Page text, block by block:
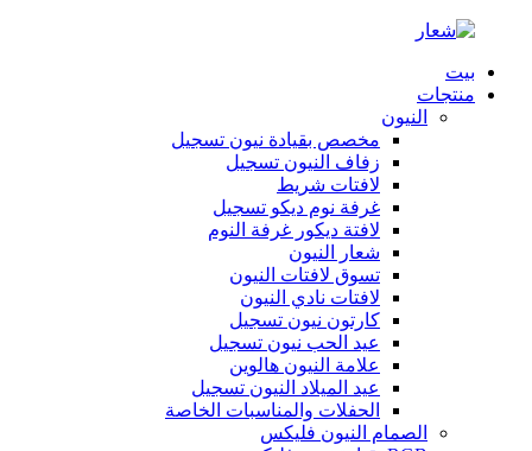
بيت
منتجات
النيون
مخصص بقيادة نيون تسجيل
زفاف النيون تسجيل
لافتات شريط
غرفة نوم ديكو تسجيل
لافتة ديكور غرفة النوم
شعار النيون
تسوق لافتات النيون
لافتات نادي النيون
كارتون نيون تسجيل
عيد الحب نيون تسجيل
علامة النيون هالوين
عيد الميلاد النيون تسجيل
الحفلات والمناسبات الخاصة
الصمام النيون فليكس